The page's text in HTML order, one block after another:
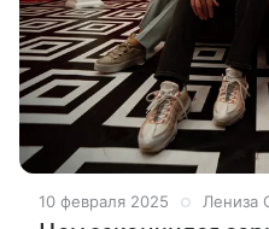
10 февраля 2025 Лениза